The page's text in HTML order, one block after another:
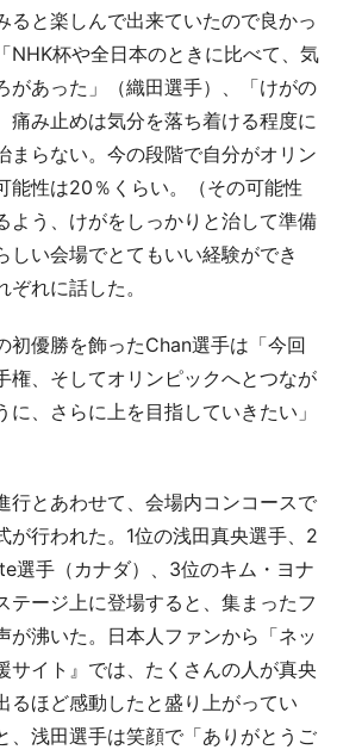
ると楽しんで出来ていたので良かっ
NHK杯や全日本のときに比べて、気
があった」（織田選手）、「けがの
痛み止めは気分を落ち着ける程度に
まらない。今の段階で自分がオリン
能性は20％くらい。（その可能性
よう、けがをしっかりと治して準備
しい会場でとてもいい経験ができ
れに話した。
優勝を飾ったChan選手は「今回
権、そしてオリンピックへとつなが
に、さらに上を目指していきたい」
とあわせて、会場内コンコースで
が行われた。1位の浅田真央選手、2
選手（カナダ）、3位のキム・ヨナ
テージ上に登場すると、集まったフ
が沸いた。日本人ファンから「ネッ
サイト』では、たくさんの人が真央
るほど感動したと盛り上がってい
、浅田選手は笑顔で「ありがとうご